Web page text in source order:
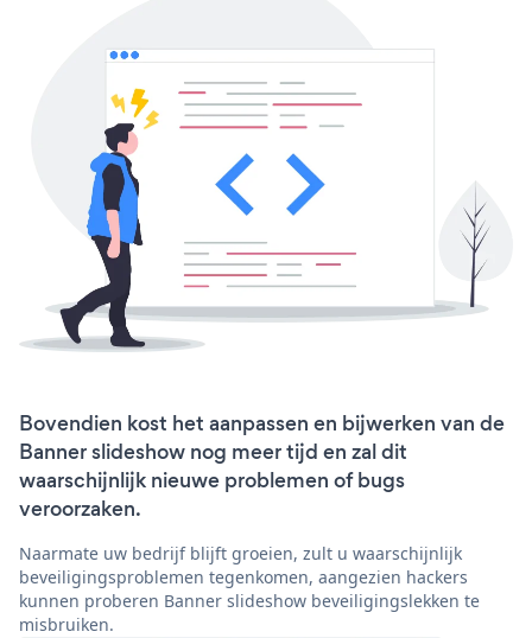
Bovendien kost het aanpassen en bijwerken van de
Banner slideshow nog meer tijd en zal dit
waarschijnlijk nieuwe problemen of bugs
veroorzaken.
Naarmate uw bedrijf blijft groeien, zult u waarschijnlijk
beveiligingsproblemen tegenkomen, aangezien hackers
kunnen proberen Banner slideshow beveiligingslekken te
misbruiken.